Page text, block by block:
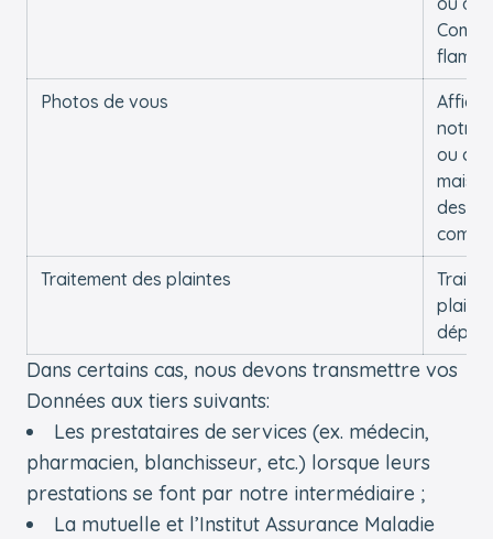
Photos de vous
notre
ou
des
Traitement des plaintes
Dans certains cas, nous devons transmettre vos
Données aux tiers suivants:
Les prestataires de services (ex. médecin,
pharmacien, blanchisseur, etc.) lorsque leurs
prestations se font par notre intermédiaire ;
La mutuelle et l’Institut Assurance Maladie